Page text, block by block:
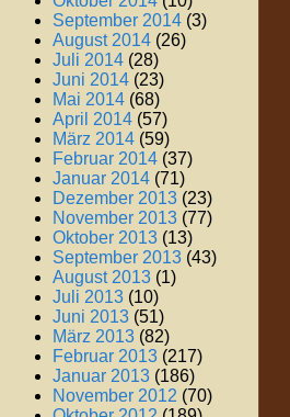
September 2014 (3)
August 2014 (26)
Juli 2014 (28)
Juni 2014 (23)
Mai 2014 (68)
April 2014 (57)
März 2014 (59)
Februar 2014 (37)
Januar 2014 (71)
Dezember 2013 (23)
November 2013 (77)
Oktober 2013 (13)
September 2013 (43)
August 2013 (1)
Juli 2013 (10)
Juni 2013 (51)
März 2013 (82)
Februar 2013 (217)
Januar 2013 (186)
November 2012 (70)